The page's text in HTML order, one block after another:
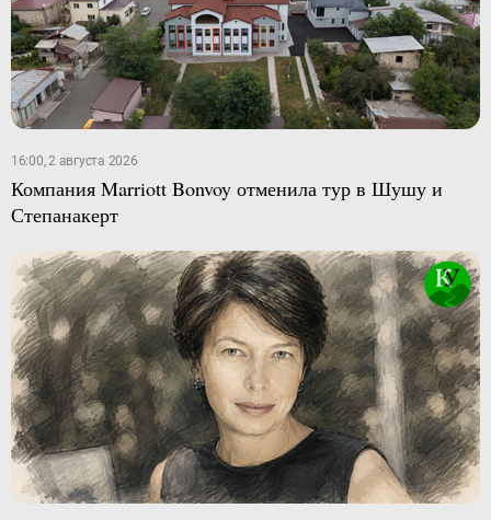
16:00, 2 августа 2026
Компания Marriott Bonvoy отменила тур в Шушу и
Степанакерт